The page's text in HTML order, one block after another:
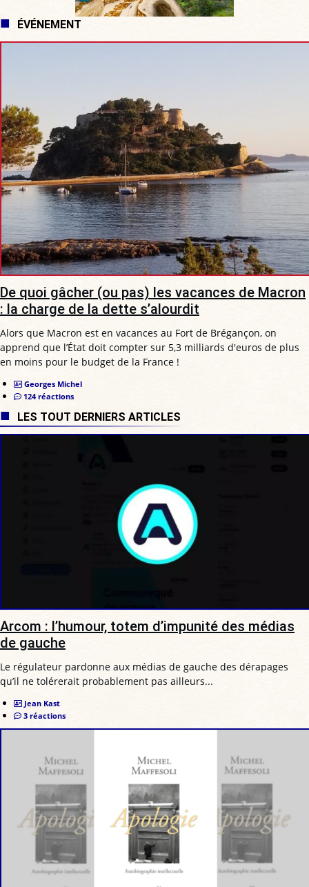
ÉVÉNEMENT
De quoi gâcher (ou pas) les vacances de Macron
: la charge de la dette s’alourdit
Alors que Macron est en vacances au Fort de Brégançon, on
apprend que l’État doit compter sur 5,3 milliards d'euros de plus
en moins pour le budget de la France !
Georges Michel
124 réactions
LES TOUT DERNIERS ARTICLES
Arcom : l’humour, totem d’impunité des médias
de gauche
Le régulateur pardonne aux médias de gauche des dérapages
qu’il ne tolérerait probablement pas ailleurs...
Jean Kast
3 réactions